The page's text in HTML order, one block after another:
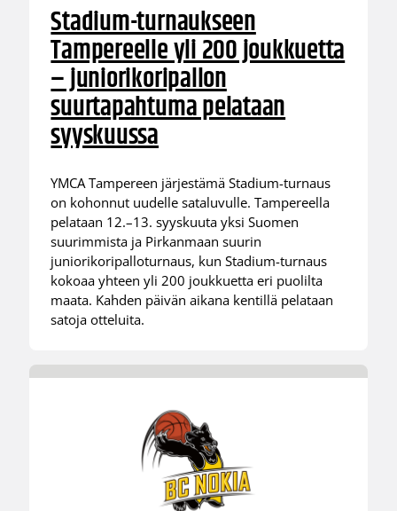
Stadium-turnaukseen
Tampereelle yli 200 joukkuetta
– juniorikoripallon
suurtapahtuma pelataan
syyskuussa
YMCA Tampereen järjestämä Stadium-turnaus
on kohonnut uudelle sataluvulle. Tampereella
pelataan 12.–13. syyskuuta yksi Suomen
suurimmista ja Pirkanmaan suurin
juniorikoripalloturnaus, kun Stadium-turnaus
kokoaa yhteen yli 200 joukkuetta eri puolilta
maata. Kahden päivän aikana kentillä pelataan
satoja otteluita.